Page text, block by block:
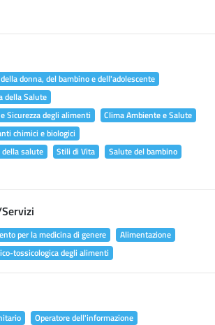
donna, del bambino e dell'adolescente
della Salute
Sicurezza degli alimenti
Clima Ambiente e Salute
chimici e biologici
della salute
Stili di Vita
Salute del bambino
per la medicina di genere
Alimentazione
tossicologica degli alimenti
Operatore dell'informazione